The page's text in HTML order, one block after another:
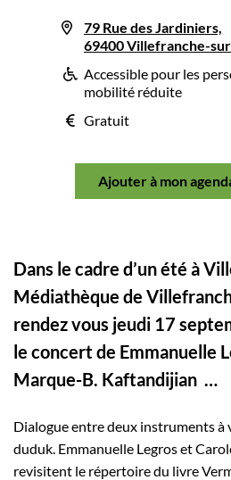
79 Rue des Jardiniers,
69400 Villefranche-
Accessible pour les
mobilité réduite
Gratuit
Ajouter à mon
Dans le cadre d’un été à
Médiathèque de
rendez vous jeudi 17
le concert de Emmanuelle
Marque-B. Kaftandijian …
Dialogue entre deux instruments à
duduk. Emmanuelle Legros et
revisitent le répertoire du livre